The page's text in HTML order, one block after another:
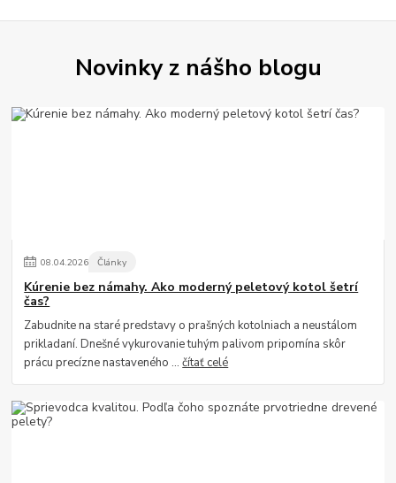
Novinky z nášho blogu
08.04.2026 Články
Kúrenie bez námahy. Ako moderný peletový kotol šetrí
čas?
Zabudnite na staré predstavy o prašných kotolniach a neustálom
prikladaní. Dnešné vykurovanie tuhým palivom pripomína skôr
prácu precízne nastaveného ...čítať celé